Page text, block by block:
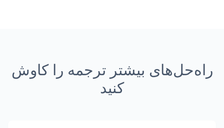
راه‌حل‌های بیشتر ترجمه را کاوش
کنید